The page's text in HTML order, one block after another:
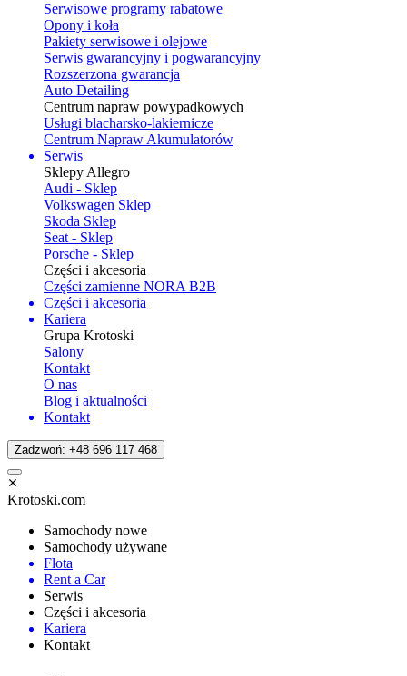
Serwisowe programy rabatowe
Opony i koła
Pakiety serwisowe i olejowe
Serwis gwarancyjny i pogwarancyjny
Rozszerzona gwarancja
Auto Detailing
Centrum napraw powypadkowych
Usługi blacharsko-lakiernicze
Centrum Napraw Akumulatorów
Serwis
Sklepy Allegro
Audi - Sklep
Volkswagen Sklep
Skoda Sklep
Seat - Sklep
Porsche - Sklep
Części i akcesoria
Części zamienne NORA B2B
Części i akcesoria
Kariera
Grupa Krotoski
Salony
Kontakt
O nas
Blog i aktualności
Kontakt
Zadzwoń: +48 696 117 468
Krotoski.com
Samochody nowe
Samochody używane
Flota
Rent a Car
Serwis
Części i akcesoria
Kariera
Kontakt